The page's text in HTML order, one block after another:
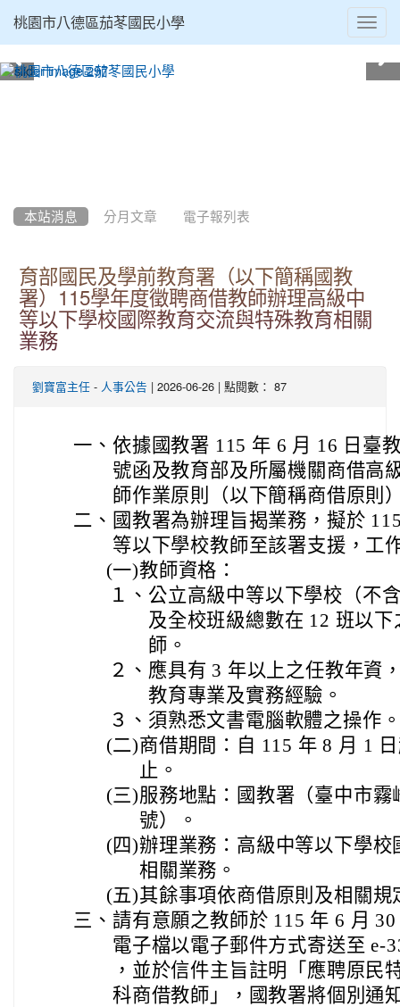
桃園市八德區茄苳國民小學
本站消息 分月文章 電子報列表
育部國民及學前教育署（以下簡稱國教
署）115學年度徵聘商借教師辦理高級中
等以下學校國際教育交流與特殊教育相關
業務
劉寶富主任 - 人事公告 | 2026-06-26 | 點閱數： 87
一、 依據國教署 115 年 6 月 16 日臺
號函及教育部及所屬機關商借高
師作業原則（以下簡稱商借原則
二、 國教署為辦理旨揭業務，擬於
等以下學校教師至該署支援，工
(一)教師資格：
１、 公立高級中等以下學校（不
及全校班級總數在 12 班以
師。
２、 應具有 3 年以上之任教年資
教育專業及實務經驗。
３、 須熟悉文書電腦軟體之操作
(二)商借期間：自 115 年 8 月 1
止。
(三)服務地點：國教署（臺中市霧
號）。
(四)辦理業務：高級中等以下學
相關業務。
(五)其餘事項依商借原則及相關規
三、 請有意願之教師於 115 年 6 月
電子檔以電子郵件方式寄送至 e-
，並於信件主旨註明「應聘原民
科商借教師」，國教署將個別通